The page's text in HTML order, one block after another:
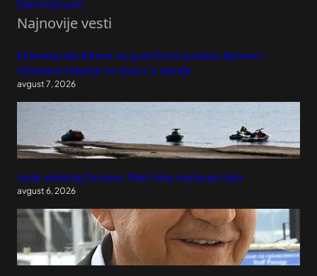
Zanimljivosti
Najnovije vesti
Kilometarske kolone na graničnom prelazu Batrovci:
Višesatno čekanje na izlazu iz zemlje
avgust 7, 2026
raste vodostaj Dunava, Pakš čeka nastavak rada
avgust 6, 2026